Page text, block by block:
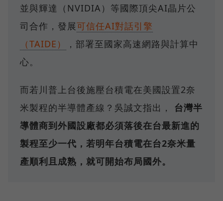
並與輝達（NVIDIA）等國際頂尖AI晶片公
司合作，發展可信任AI對話引擎
（TAIDE）
，部署至國家高速網路與計算中
心。
而若川普上台後施壓台積電在美國設置2奈
米製程的半導體產線？吳誠文指出， 台灣半
導體商到外國設廠都必須落後在台最新進的
製程至少一代，若明年台積電在台2奈米量
產順利且成熟，就可開始布局國外。